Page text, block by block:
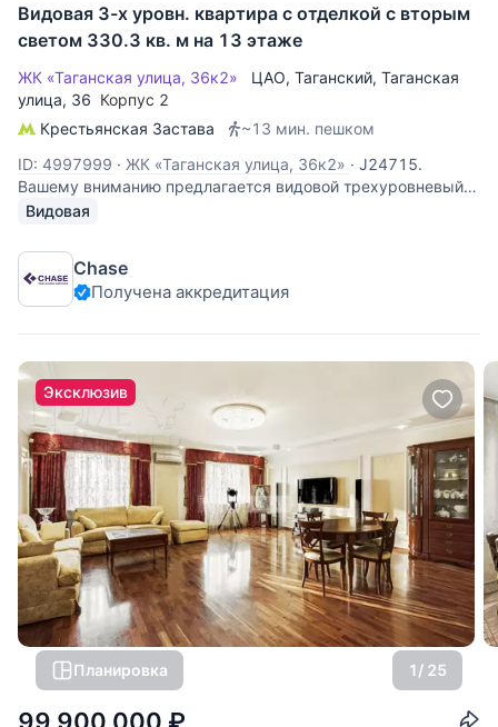
Видовая 3-х уровн. квартира с отделкой с вторым
светом 330.3 кв. м на 13 этаже
ЖК «Таганская улица, 36к2» ЦАО, Таганский, Таганская
улица, 36 Корпус 2
Крестьянская Застава
~13 мин. пешком
ID: 4997999 · ЖК «Таганская улица, 36к2» · J24715.
Вашему вниманию предлагается видовой трехуровневый
пентхаус в центре Москвы, в клубном доме бизнес класса.
монастыря и Воскресенского собора. Особенностью
квартиры является наличие трех
Видовая
Chase
Получена аккредитация
Эксклюзив
Планировка 1/ 25